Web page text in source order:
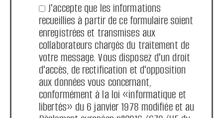
J'accepte que les informations
recueillies à partir de ce formulaire soient
enregistrées et transmises aux
collaborateurs chargés du traitement de
votre message. Vous disposez d'un droit
d'accès, de rectification et d'opposition
aux données vous concernant,
conformément à la loi «informatique et
libertés» du 6 janvier 1978 modifiée et au